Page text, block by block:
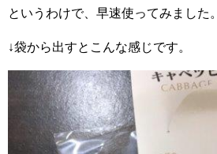
というわけで、早速使ってみました。
↓袋から出すとこんな感じです。